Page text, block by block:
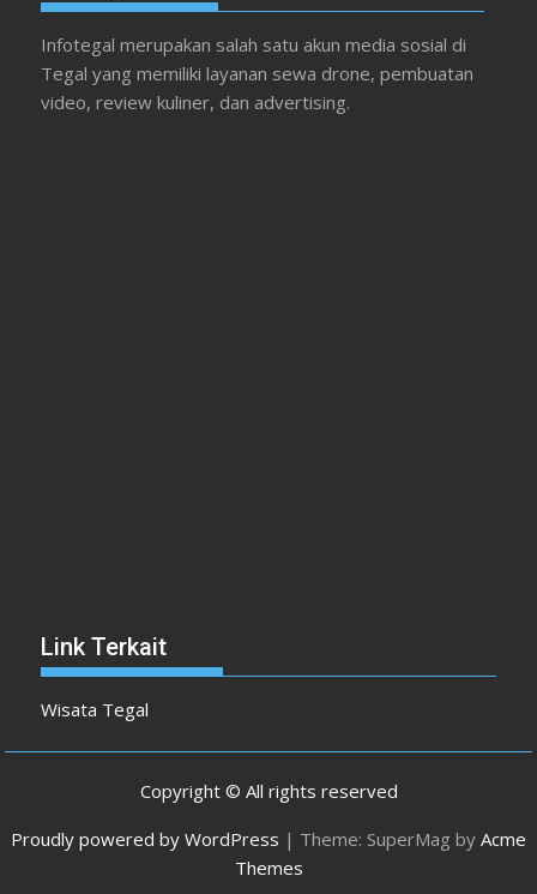
Infotegal merupakan salah satu akun media sosial di
Tegal yang memiliki layanan sewa drone, pembuatan
video, review kuliner, dan advertising.
Link Terkait
Wisata Tegal
Copyright © All rights reserved
Proudly powered by WordPress | Theme: SuperMag by Acme
Themes